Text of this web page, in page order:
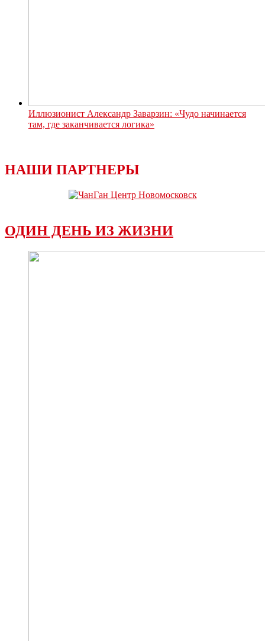
Иллюзионист Александр Заварзин: «Чудо начинается
там, где заканчивается логика»
НАШИ ПАРТНЕРЫ
ОДИН ДЕНЬ ИЗ ЖИЗНИ